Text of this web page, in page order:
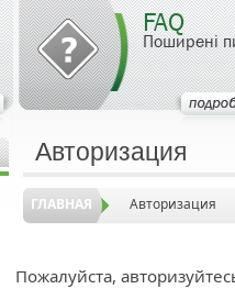
FAQ
Поширені
Авторизация
ГЛАВНАЯ Авторизация
Пожалуйста,